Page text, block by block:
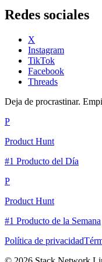
Redes sociales
X
Instagram
TikTok
Facebook
Threads
Deja de procrastinar.
P
Product Hunt
#1 Producto del Día
P
Product Hunt
#1 Producto de la Semana
Política de privacidad